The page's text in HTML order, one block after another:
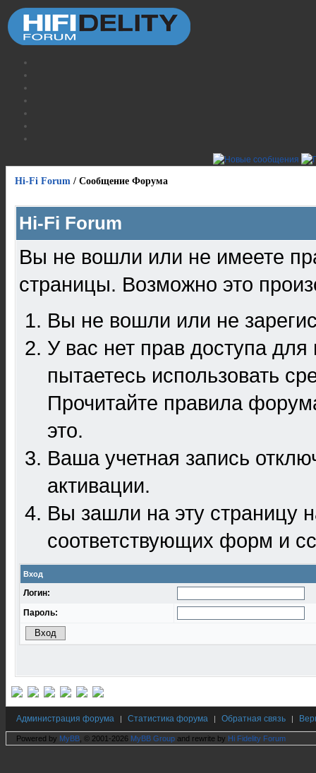
Hi-Fi Forum / Сообщение Форума
Hi-Fi Forum
Вы не вошли или не имеете
страницы. Возможно это
Вы не вошли или не
У вас нет прав доступа
пытаетесь использовать
Прочитайте правила
это.
Ваша учетная запись
активации.
Вы зашли на эту
соответствующих форм и
Вход
Логин:
Пароль:
Администрация форума | Статистика форума | Обратная связь |
Powered by MyBB , © 2001-2026 MyBB Group and rewrite by Hi Fidelity Forum